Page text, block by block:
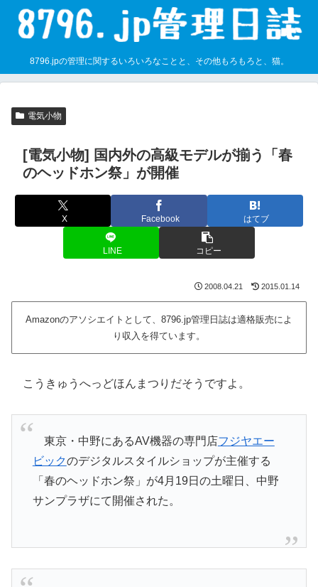
8796.jpの管理に関するいろいろなことと、その他もろもろと、猫。
電気小物
[電気小物] 国内外の高級モデルが揃う「春
のヘッドホン祭」が開催
X Facebook はてブ
LINE コピー
2008.04.21 2015.01.14
Amazonのアソシエイトとして、8796.jp管理日誌は適格販売によ
り収入を得ています。
こうきゅうへっどほんまつりだそうですよ。
東京・中野にあるAV機器の専門店フジヤエー
ビックのデジタルスタイルショップが主催する
「春のヘッドホン祭」が4月19日の土曜日、中野
サンプラザにて開催された。